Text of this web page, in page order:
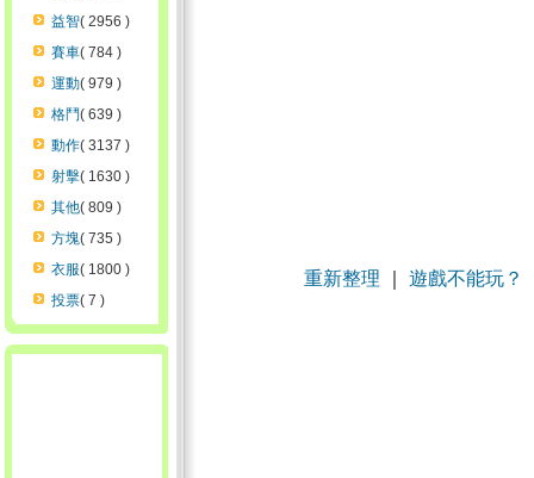
益智( 2956 )
賽車( 784 )
運動( 979 )
格鬥( 639 )
動作( 3137 )
射擊( 1630 )
其他( 809 )
方塊( 735 )
衣服( 1800 )
投票( 7 )
重新整理 遊戲不能玩？